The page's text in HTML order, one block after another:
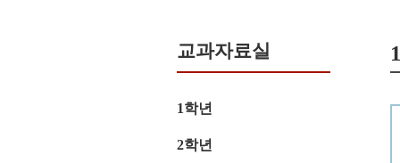
교과자료실
1학년
2학년